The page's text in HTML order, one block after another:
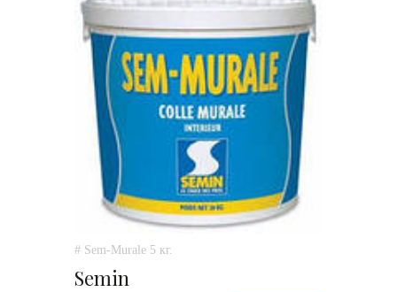
# Sem-Murale 5 кг.
Semin